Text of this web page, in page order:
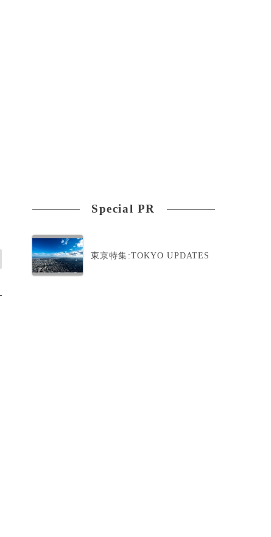
Special PR
東京特集:TOKYO UPDATES